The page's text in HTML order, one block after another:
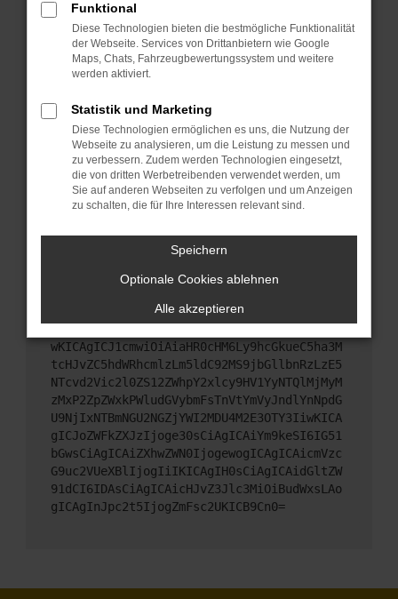
Das kann manchmal helfen, vorübergehende
Probleme zu beheben.
Stelle sicher, dass dein Browser und dein
Betriebssystem auf dem neuesten Stand sind.
Sicherheitsrisiko, sondern kann auch dazu führen,
dass bestimmte Funktionen nicht mehr
unterstützt werden.
Wende dich an den Webseitenbetreiber.
Wenn du alle oben genannten Schritte versucht
hast, kontaktiere uns bitte. Wir werden versuchen,
das Problem zu beheben. Du kannst uns diesen
Text schicken, um uns bei der Fehlersuche zu
unterstützen:
ewogICJuYW1lIjogIk5ldHdvcmtFcnJvciIsCiAgI
mNvbmZpZyI6IHsKICAgICJtZXRob2QiOiAiR0VUIi
wKICAgICJ1cmwiOiAiaHR0cHM6Ly9hcGkueC5ha3M
tcHJvZC5hdWRhcmlzLm5ldC92MS9jbGllbnRzLzE5
NTcvd2Vic2l0ZS12ZWhpY2xlcy9HV1YyNTQlMjMyM
zMxP2ZpZWxkPWludGVybmFsTnVtYmVyJndlYnNpdG
U9NjIxNTBmNGU2NGZjYWI2MDU4M2E3OTY3IiwKICA
gICJoZWFkZXJzIjoge30sCiAgICAiYm9keSI6IG51
bGwsCiAgICAiZXhwZWN0IjogewogICAgICAicmVzc
G9uc2VUeXBlIjogIiIKICAgIH0sCiAgICAidGltZW
91dCI6IDAsCiAgICAicHJvZ3Jlc3MiOiBudWxsLAo
gICAgInJpc2t5IjogZmFsc2UKICB9Cn0=
Funktional
Diese Technologien bieten die bestmögliche Funktionalität
der Webseite. Services von Drittanbietern wie Google
Maps, Chats, Fahrzeugbewertungssystem und weitere
werden aktiviert.
Statistik und Marketing
Diese Technologien ermöglichen es uns, die Nutzung der
Webseite zu analysieren, um die Leistung zu messen und
zu verbessern. Zudem werden Technologien eingesetzt,
die von dritten Werbetreibenden verwendet werden, um
Sie auf anderen Webseiten zu verfolgen und um Anzeigen
zu schalten, die für Ihre Interessen relevant sind.
Speichern
Optionale Cookies ablehnen
Alle akzeptieren